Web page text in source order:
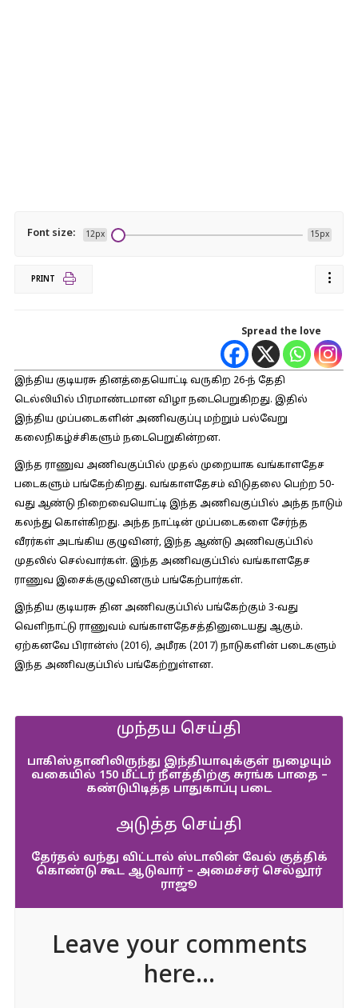
Font size: 12px 15px
PRINT
Spread the love
இந்திய குடியரசு தினத்தையொட்டி வருகிற 26-ந் தேதி
டெல்லியில் பிரமாண்டமான விழா நடைபெறுகிறது. இதில்
இந்திய முப்படைகளின் அணிவகுப்பு மற்றும் பல்வேறு
கலைநிகழ்ச்சிகளும் நடைபெறுகின்றன.
இந்த ராணுவ அணிவகுப்பில் முதல் முறையாக வங்காளதேச
படைகளும் பங்கேற்கிறது. வங்காளதேசம் விடுதலை பெற்ற 50-
வது ஆண்டு நிறைவையொட்டி இந்த அணிவகுப்பில் அந்த நாடும்
கலந்து கொள்கிறது. அந்த நாட்டின் முப்படைகளை சேர்ந்த
வீரர்கள் அடங்கிய குழுவினர், இந்த ஆண்டு அணிவகுப்பில்
முதலில் செல்வார்கள். இந்த அணிவகுப்பில் வங்காளதேச
ராணுவ இசைக்குழுவினரும் பங்கேற்பார்கள்.
இந்திய குடியரசு தின அணிவகுப்பில் பங்கேற்கும் 3-வது
வெளிநாட்டு ராணுவம் வங்காளதேசத்தினுடையது ஆகும்.
ஏற்கனவே பிரான்ஸ் (2016), அமீரக (2017) நாடுகளின் படைகளும்
இந்த அணிவகுப்பில் பங்கேற்றுள்ளன.
முந்தய செய்தி
பாகிஸ்தானிலிருந்து இந்தியாவுக்குள் நுழையும்
வகையில் 150 மீட்டர் நீளத்திற்கு சுரங்க பாதை –
கண்டுபிடித்த பாதுகாப்பு படை
அடுத்த செய்தி
தேர்தல் வந்து விட்டால் ஸ்டாலின் வேல் குத்திக்
கொண்டு கூட ஆடுவார் – அமைச்சர் செல்லூர்
ராஜூ
Leave your comments
here...